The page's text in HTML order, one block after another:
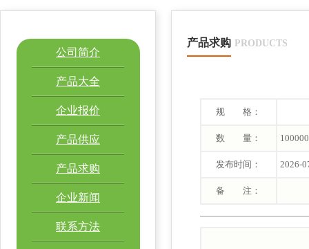
公司简介
产品大全
企业报价
产品供应
产品求购
企业新闻
联系方法
产品求购 PRODUCTS
规 格：
数 量： 100000
发布时间： 2026-
备 注：